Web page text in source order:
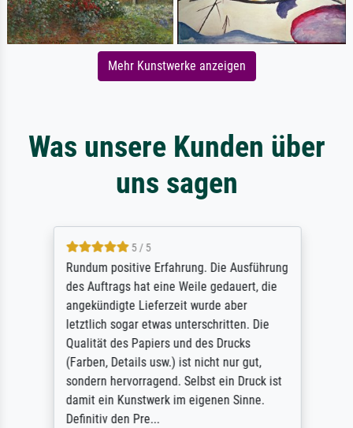
Mehr Kunstwerke anzeigen
Was unsere Kunden über
uns sagen
5 / 5
Rundum positive Erfahrung. Die Ausführung
des Auftrags hat eine Weile gedauert, die
angekündigte Lieferzeit wurde aber
letztlich sogar etwas unterschritten. Die
Qualität des Papiers und des Drucks
(Farben, Details usw.) ist nicht nur gut,
sondern hervorragend. Selbst ein Druck ist
damit ein Kunstwerk im eigenen Sinne.
Definitiv den Pre...